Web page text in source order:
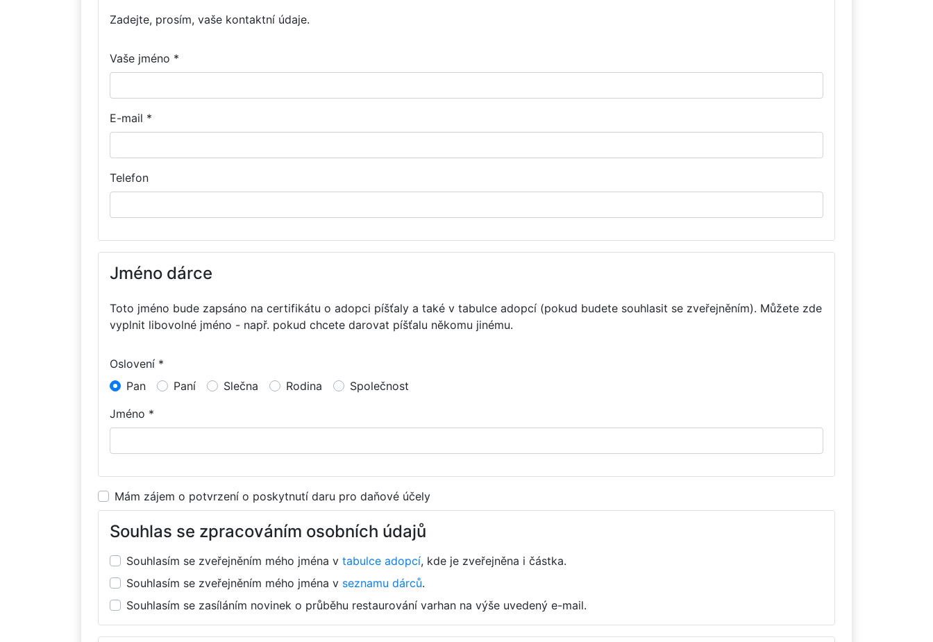
Zadejte, prosím, vaše kontaktní údaje.
Vaše jméno *
E-mail *
Telefon
Jméno dárce
Toto jméno bude zapsáno na certifikátu o adopci píšťaly a také v tabulce adopcí (pokud budete souhlasit se zveřejněním). Můžete zde
vyplnit libovolné jméno - např. pokud chcete darovat píšťalu někomu jinému.
Oslovení *
Pan
Paní Slečna Rodina
Společnost
Jméno *
Mám zájem o potvrzení o poskytnutí daru pro daňové účely
Souhlas se zpracováním osobních údajů
Souhlasím se zveřejněním mého jména v tabulce adopcí, kde je zveřejněna i částka.
Souhlasím se zveřejněním mého jména v seznamu dárců.
Souhlasím se zasíláním novinek o průběhu restaurování varhan na výše uvedený e-mail.